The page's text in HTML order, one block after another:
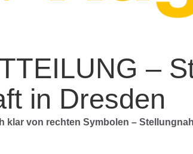
–
in Dresden
klar von rechten Symbolen –